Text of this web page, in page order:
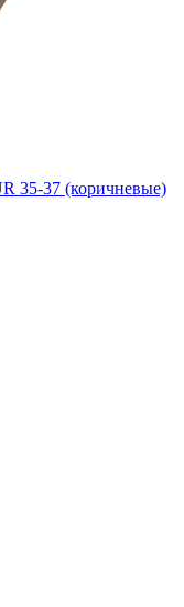
35-37 (коричневые)